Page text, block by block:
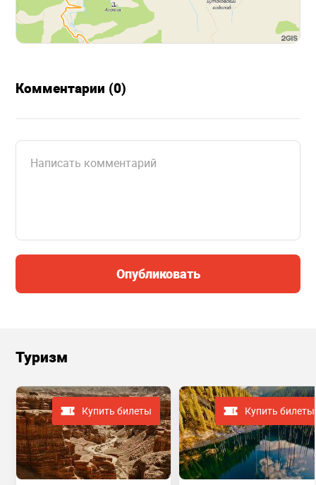
Комментарии (0)
Опубликовать
Туризм
Купить билеты Купить билеты